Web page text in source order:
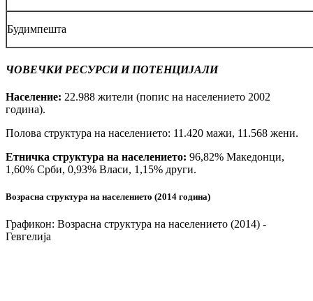
Будимпешта
ЧОВЕЧКИ РЕСУРСИ И ПОТЕНЦИЈАЛИ
Население: 22.988 жители (попис на населението 2002
година).
Полова структура на населението: 11.420 мажи, 11.568 жени.
Етничка структура на населението: 96,82% Македонци,
1,60% Срби, 0,93% Власи, 1,15% други.
Возрасна структура на населението (2014 година)
Графикон: Возрасна структура на населението (2014) -
Гевгелија